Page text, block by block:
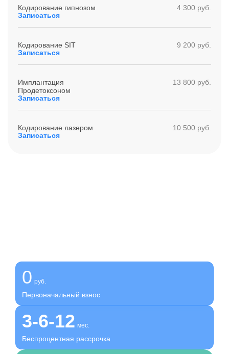
Кодирование гипнозом
4 300 руб.
Записаться
Кодирование SIT
9 200 руб.
Записаться
Имплантация
Продетоксоном
13 800 руб.
Записаться
Кодирование лазером
10 500 руб.
Записаться
0 руб.
Первоначальный взнос
3-6-12 мес.
Беспроцентная рассрочка